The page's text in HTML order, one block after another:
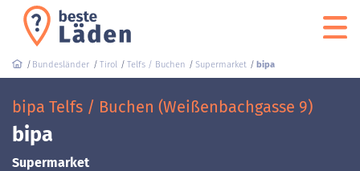
Bundesländer Tirol Telfs / Buchen Supermarket bipa
bipa Telfs / Buchen (Weißenbachgasse 9)
bipa
Supermarket